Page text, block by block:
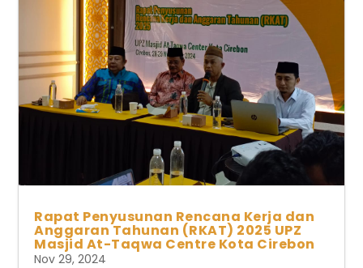
Rapat Penyusunan Rencana Kerja dan
Anggaran Tahunan (RKAT) 2025 UPZ
Masjid At-Taqwa Centre Kota Cirebon
Nov 29, 2024